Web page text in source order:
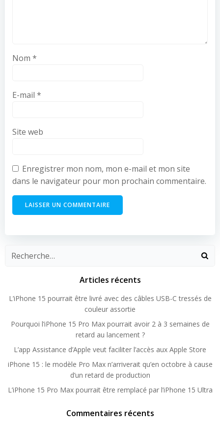
Nom *
E-mail *
Site web
Enregistrer mon nom, mon e-mail et mon site
dans le navigateur pour mon prochain commentaire.
Articles récents
L’iPhone 15 pourrait être livré avec des câbles USB-C tressés de
couleur assortie
Pourquoi l’iPhone 15 Pro Max pourrait avoir 2 à 3 semaines de
retard au lancement ?
L’app Assistance d’Apple veut faciliter l’accès aux Apple Store
iPhone 15 : le modèle Pro Max n’arriverait qu’en octobre à cause
d’un retard de production
L’iPhone 15 Pro Max pourrait être remplacé par l’iPhone 15 Ultra
Commentaires récents